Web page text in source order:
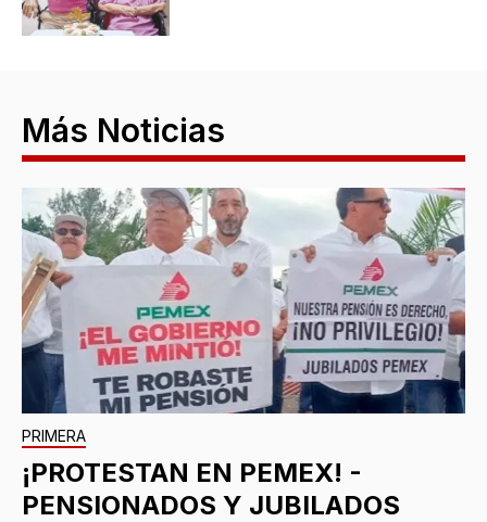
Más Noticias
PRIMERA
¡PROTESTAN EN PEMEX! -
PENSIONADOS Y JUBILADOS